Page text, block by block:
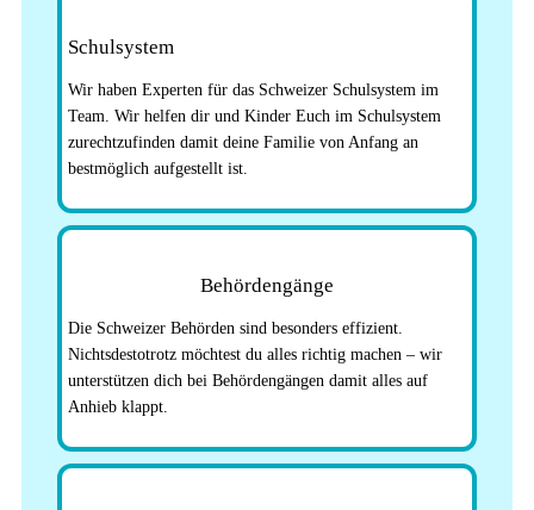
Schulsystem
Wir haben Experten für das Schweizer Schulsystem im
Team. Wir helfen dir und Kinder Euch im Schulsystem
zurechtzufinden damit deine Familie von Anfang an
bestmöglich aufgestellt ist.
Behördengänge
Die Schweizer Behörden sind besonders effizient.
Nichtsdestotrotz möchtest du alles richtig machen – wir
unterstützen dich bei Behördengängen damit alles auf
Anhieb klappt.